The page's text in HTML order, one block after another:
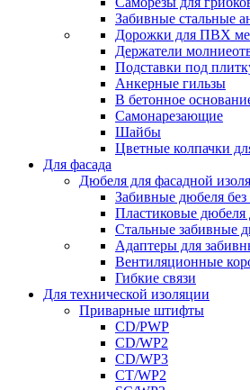
Забивные стальные
Дорожки для ПВХ
Держатели
Подставки под
Анкерные гильзы
В бетонное
Самонарезающие
Шайбы
Цветные колпачки
Для фасада
Дюбеля для фасадной
Забивные дюбеля
Пластиковые дюбеля
Стальные забивные
Адаптеры для
Вентиляционные
Гибкие связи
Для технической изоляции
Приварные штифты
CD/PWP
CD/WP2
CD/WP3
CT/WP2